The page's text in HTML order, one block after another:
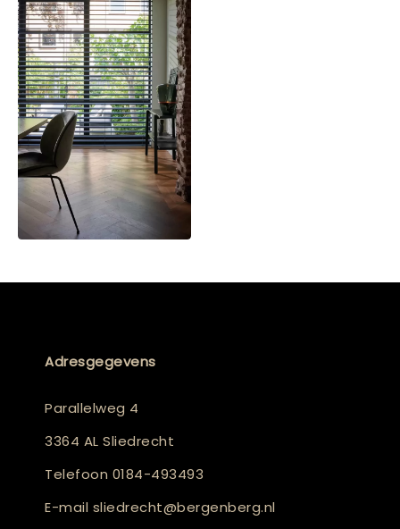
Adresgegevens
Parallelweg 4
3364 AL Sliedrecht
Telefoon 0184-493493
E-mail sliedrecht@bergenberg.nl